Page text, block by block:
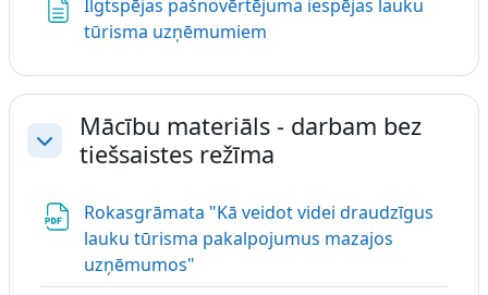
Ilgtspējas pašnovērtējuma iespējas lauku
tūrisma uzņēmumiem
Savērst
Mācību materiāls - darbam bez
tiešsaistes režīma
Rokasgrāmata "Kā veidot videi draudzīgus
lauku tūrisma pakalpojumus mazajos
uzņēmumos"